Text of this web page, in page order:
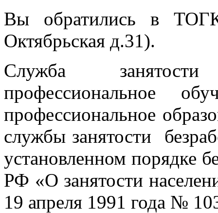
Вы обратились в
Октябрьская д.31).
Служба
профессиональное
профессиональное
службы занятости
установленном порядке
РФ «О занятости
19 апреля 1991 года №